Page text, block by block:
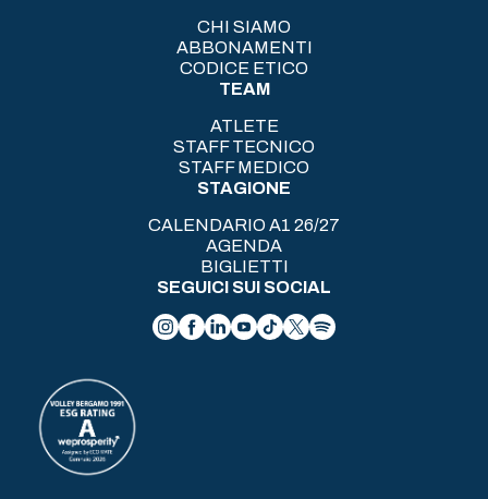
CHI SIAMO
ABBONAMENTI
CODICE ETICO
TEAM
ATLETE
STAFF TECNICO
STAFF MEDICO
STAGIONE
CALENDARIO A1 26/27
AGENDA
BIGLIETTI
SEGUICI SUI SOCIAL